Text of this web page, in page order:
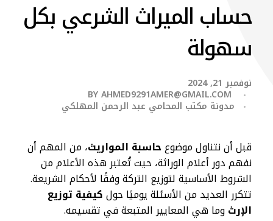
حساب الميراث الشرعي بكل
سهولة
نوفمبر 21, 2024
BYAHMED9291AMER@GMAIL.COM
مدونة مكتب المحامي عبد الرحمن المهلكي
قبل أن نتناول موضوعحاسبة المواريث، من المهم أن
نفهم دور أعلام الوراثة، حيث تُعتبر هذه الأعلام من
الشروط الأساسية لتوزيع التركة وفقًا لأحكام الشريعة.
تتكرر العديد من الأسئلة يوميًا حولكيفية توزيع
الإرثوما هي المعايير المتبعة في تقسيمه.